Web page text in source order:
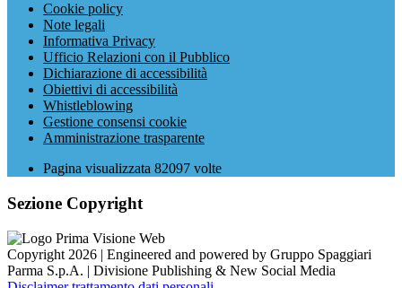
Cookie policy
Note legali
Informativa Privacy
Ufficio Relazioni con il Pubblico
Dichiarazione di accessibilità
Obiettivi di accessibilità
Whistleblowing
Gestione consensi cookie
Amministrazione trasparente
Pagina visualizzata 82097 volte
Sezione Copyright
Copyright 2026 | Engineered and powered by Gruppo Spaggiari
Parma S.p.A. | Divisione Publishing & New Social Media